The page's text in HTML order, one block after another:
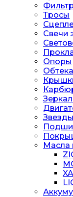
Тросы
Свечи
Опоры
Масла